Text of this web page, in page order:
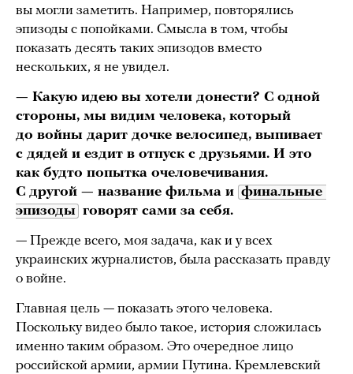
вы могли заметить. Например, повторялись
эпизоды с попойками. Смысла в том, чтобы
показать десять таких эпизодов вместо
нескольких, я не увидел.
— Какую идею вы хотели донести? С одной
стороны, мы видим человека, который
до войны дарит дочке велосипед, выпивает
с дядей и ездит в отпуск с друзьями. И это
как будто попытка очеловечивания.
С другой — название фильма и финальные
эпизоды говорят сами за себя.
— Прежде всего, моя задача, как и у всех
украинских журналистов, была рассказать правду
о войне.
Главная цель — показать этого человека.
Поскольку видео было такое, история сложилась
именно таким образом. Это очередное лицо
российской армии, армии Путина. Кремлевский